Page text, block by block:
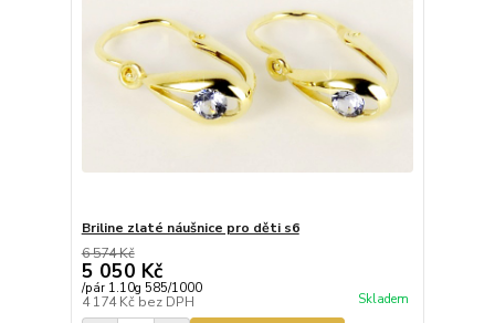
Briline zlaté náušnice pro děti s6
6 574 Kč
5 050 Kč
/pár 1.10g 585/1000
4 174 Kč bez DPH Skladem